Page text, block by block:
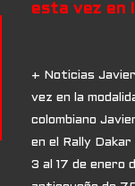
esta vez en
+ Noticias
vez en la
colombiano
en el Rally
3 al 17 de enero